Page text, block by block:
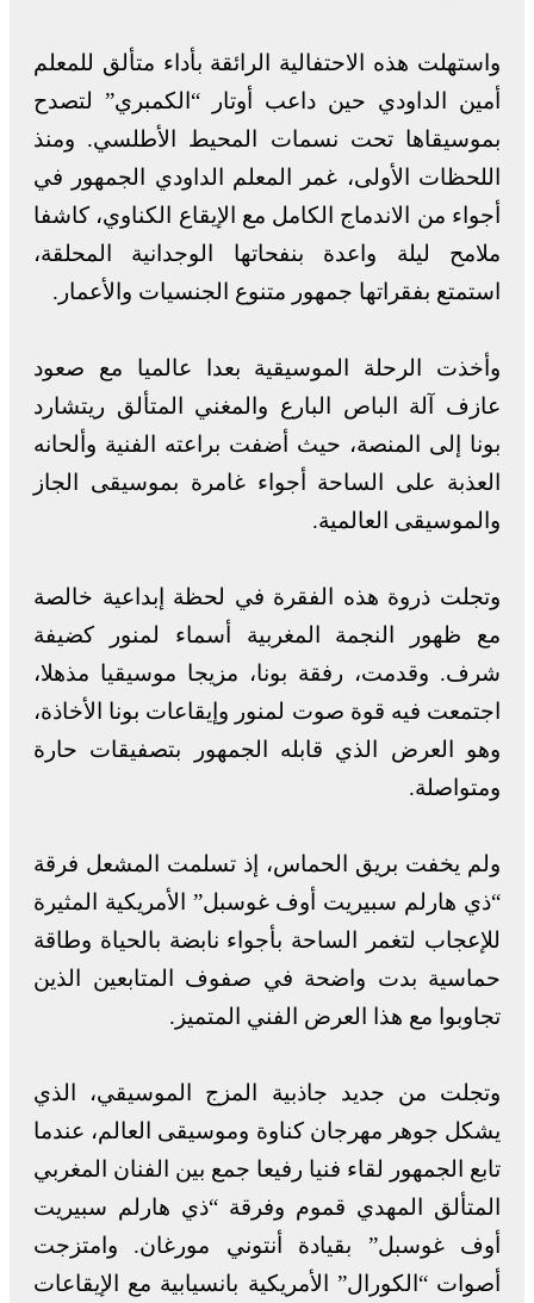
واستهلت هذه الاحتفالية الرائقة بأداء متألق للمعلم
أمين الداودي حين داعب أوتار “الكمبري” لتصدح
بموسيقاها تحت نسمات المحيط الأطلسي. ومنذ
اللحظات الأولى، غمر المعلم الداودي الجمهور في
أجواء من الاندماج الكامل مع الإيقاع الكناوي، كاشفا
ملامح ليلة واعدة بنفحاتها الوجدانية المحلقة،
استمتع بفقراتها جمهور متنوع الجنسيات والأعمار.
وأخذت الرحلة الموسيقية بعدا عالميا مع صعود
عازف آلة الباص البارع والمغني المتألق ريتشارد
بونا إلى المنصة، حيث أضفت براعته الفنية وألحانه
العذبة على الساحة أجواء غامرة بموسيقى الجاز
والموسيقى العالمية.
وتجلت ذروة هذه الفقرة في لحظة إبداعية خالصة
مع ظهور النجمة المغربية أسماء لمنور كضيفة
شرف. وقدمت، رفقة بونا، مزيجا موسيقيا مذهلا،
اجتمعت فيه قوة صوت لمنور وإيقاعات بونا الأخاذة،
وهو العرض الذي قابله الجمهور بتصفيقات حارة
ومتواصلة.
ولم يخفت بريق الحماس، إذ تسلمت المشعل فرقة
“ذي هارلم سبيريت أوف غوسبل” الأمريكية المثيرة
للإعجاب لتغمر الساحة بأجواء نابضة بالحياة وطاقة
حماسية بدت واضحة في صفوف المتابعين الذين
تجاوبوا مع هذا العرض الفني المتميز.
وتجلت من جديد جاذبية المزج الموسيقي، الذي
يشكل جوهر مهرجان كناوة وموسيقى العالم، عندما
تابع الجمهور لقاء فنيا رفيعا جمع بين الفنان المغربي
المتألق المهدي قموم وفرقة “ذي هارلم سبيريت
أوف غوسبل” بقيادة أنتوني مورغان. وامتزجت
أصوات “الكورال” الأمريكية بانسيابية مع الإيقاعات